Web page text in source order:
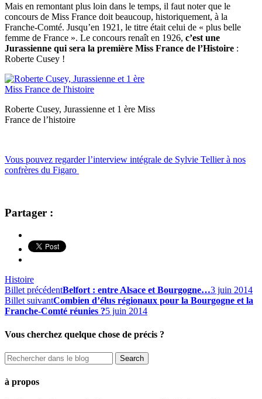
Mais en remontant plus loin dans le temps, il faut noter que le
concours de Miss France doit beaucoup, historiquement, à la
Franche-Comté. Jusqu’en 1921, le titre était celui de « plus belle
femme de France ». Le concours renaît en 1926, c’est une
Jurassienne qui sera la première Miss France de l’Histoire :
Roberte Cusey !
Roberte Cusey, Jurassienne et 1 ère Miss
France de l’histoire
Vous pouvez regarder l’interview intégrale de Sylvie Tellier à nos
confrères du Figaro
Partager :
Histoire
Billet précédentBelfort : entre Alsace et Bourgogne…3 juin 2014
Billet suivantCombien d’élus régionaux pour la Bourgogne et la
Franche-Comté réunies ?5 juin 2014
Vous cherchez quelque chose de précis ?
à propos